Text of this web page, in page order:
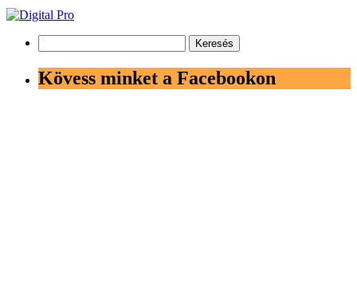
Kövess minket a Facebookon